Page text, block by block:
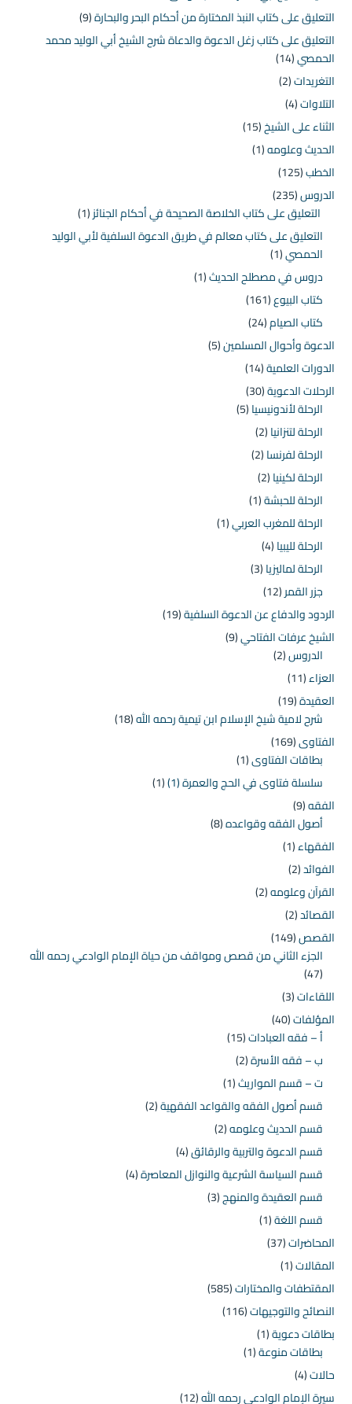
التعليق على كتاب النبذ المختارة من أحكام البحر والبحارة(9)
التعليق على كتاب زغل الدعوة والدعاة شرح الشيخ أبي الوليد محمد
الحمصي(14)
التغريدات(2)
التلاوات(4)
الثناء على الشيخ(15)
الحديث وعلومه(1)
الخطب(125)
الدروس(235)
التعليق على كتاب الخلاصة الصحيحة في أحكام الجنائز(1)
التعليق على كتاب معالم في طريق الدعوة السلفية لأبي الوليد
الحمصي(1)
دروس في مصطلح الحديث(1)
كتاب البيوع(161)
كتاب الصيام(24)
الدعوة وأحوال المسلمين(5)
الدورات العلمية(14)
الرحلات الدعوية(30)
الرحلة لأندونيسيا(5)
الرحلة لتنزانيا(2)
الرحلة لفرنسا(2)
الرحلة لكينيا(2)
الرحلة للحبشة(1)
الرحلة للمغرب العربي(1)
الرحلة لليبيا(4)
الرحلة لماليزيا(3)
جزر القمر(12)
الردود والدفاع عن الدعوة السلفية(19)
الشيخ عرفات الفتاحي(9)
الدروس(2)
العزاء(11)
العقيدة(19)
شرح لامية شيخ الإسلام ابن تيمية رحمه الله(18)
الفتاوى(169)
بطاقات الفتاوى(1)
سلسلة فتاوى في الحج والعمرة (1)
(1)
الفقه(9)
أصول الفقه وقواعده(8)
الفقهاء(1)
الفوائد(2)
القرآن وعلومه(2)
القصائد(2)
القصص(149)
الجزء الثاني من قصص ومواقف من حياة الإمام الوادعي رحمه الله
(47)
اللقاءات(3)
المؤلفات(40)
أ – فقه العبادات(15)
ب – فقه الأسرة(2)
ت – قسم المواريث(1)
قسم أصول الفقه والقواعد الفقهية(2)
قسم الحديث وعلومه(2)
قسم الدعوة والتربية والرقائق(4)
قسم السياسة الشرعية والنوازل المعاصرة(4)
قسم العقيدة والمنهج(3)
قسم اللغة(1)
المحاضرات(37)
المقالات(1)
المقتطفات والمختارات(585)
النصائح والتوجيهات(116)
بطاقات دعوية(1)
بطاقات منوعة(1)
حالات(4)
سيرة الإمام الوادعي رحمه الله(12)